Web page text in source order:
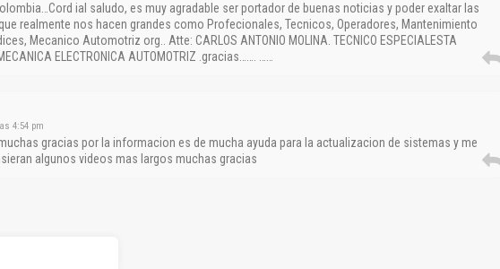
ial saludo, es muy agradable ser portador de buenas noticias y poder exaltar las
realmente nos hacen grandes como Profecionales, Tecnicos, Operadores, Mantenimiento
Mecanico Automotriz org.. Atte: CARLOS ANTONIO MOLINA. TECNICO ESPECIALESTA
ELECTRONICA AUTOMOTRIZ .gracias……. ……
4:54 pm
gracias por la informacion es de mucha ayuda para la actualizacion de sistemas y me
algunos videos mas largos muchas gracias